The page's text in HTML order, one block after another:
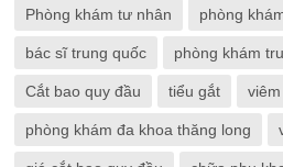
Phòng khám tư nhân phòng
bác sĩ trung quốc phòng khám
Cắt bao quy đầu tiểu gắt
phòng khám đa khoa thăng long